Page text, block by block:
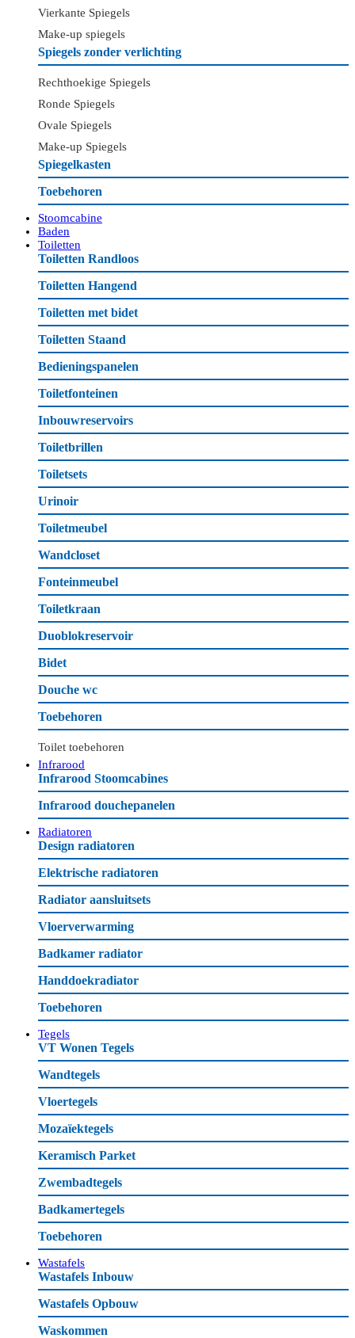
Vierkante Spiegels
Make-up spiegels
Spiegels zonder verlichting
Rechthoekige Spiegels
Ronde Spiegels
Ovale Spiegels
Make-up Spiegels
Spiegelkasten
Toebehoren
Stoomcabine
Baden
Toiletten
Toiletten Randloos
Toiletten Hangend
Toiletten met bidet
Toiletten Staand
Bedieningspanelen
Toiletfonteinen
Inbouwreservoirs
Toiletbrillen
Toiletsets
Urinoir
Toiletmeubel
Wandcloset
Fonteinmeubel
Toiletkraan
Duoblokreservoir
Bidet
Douche wc
Toebehoren
Toilet toebehoren
Infrarood
Infrarood Stoomcabines
Infrarood douchepanelen
Radiatoren
Design radiatoren
Elektrische radiatoren
Radiator aansluitsets
Vloerverwarming
Badkamer radiator
Handdoekradiator
Toebehoren
Tegels
VT Wonen Tegels
Wandtegels
Vloertegels
Mozaïektegels
Keramisch Parket
Zwembadtegels
Badkamertegels
Toebehoren
Wastafels
Wastafels Inbouw
Wastafels Opbouw
Waskommen